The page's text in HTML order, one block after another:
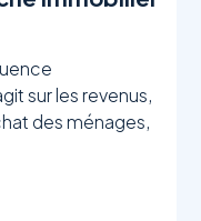
sur les revenus,
des ménages,